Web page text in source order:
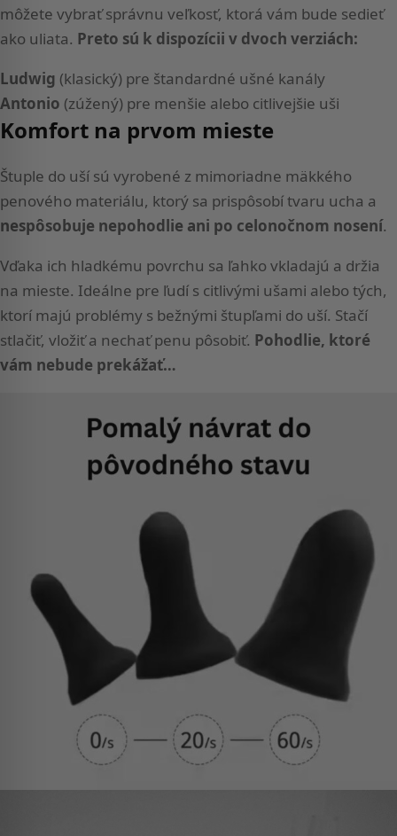
môžete vybrať správnu veľkosť, ktorá vám bude sedieť
ako uliata. Preto sú k dispozícii v dvoch verziách:
Ludwig (klasický) pre štandardné ušné kanály
Antonio (zúžený) pre menšie alebo citlivejšie uši
Komfort na prvom mieste
Štuple do uší sú vyrobené z mimoriadne mäkkého
penového materiálu, ktorý sa prispôsobí tvaru ucha a
nespôsobuje nepohodlie ani po celonočnom nosení.
Vďaka ich hladkému povrchu sa ľahko vkladajú a držia
na mieste. Ideálne pre ľudí s citlivými ušami alebo tých,
ktorí majú problémy s bežnými štupľami do uší. Stačí
stlačiť, vložiť a nechať penu pôsobiť. Pohodlie, ktoré
vám nebude prekážať…